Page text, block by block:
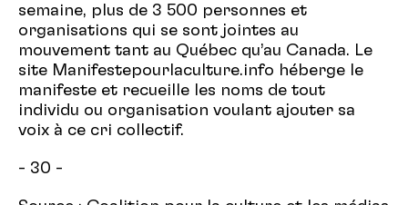
semaine, plus de 3 500 personnes et
organisations qui se sont jointes au
mouvement tant au Québec qu’au Canada. Le
site Manifestepourlaculture.info héberge le
manifeste et recueille les noms de tout
individu ou organisation voulant ajouter sa
voix à ce cri collectif.
- 30 -